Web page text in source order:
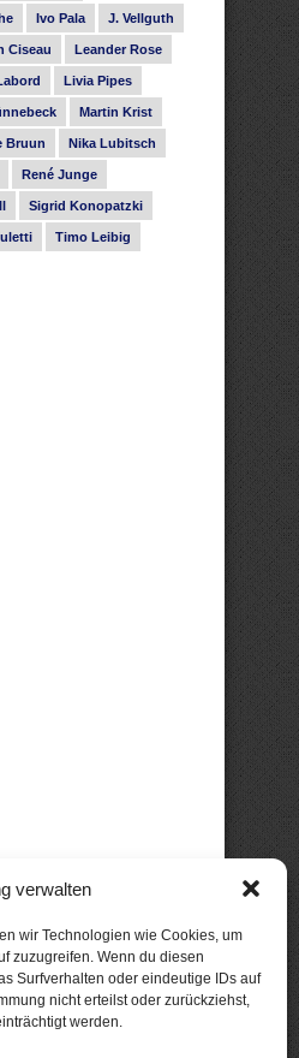
verwalten
wir Technologien wie Cookies, um
zuzugreifen. Wenn du diesen
Surfverhalten oder eindeutige IDs auf
nicht erteilst oder zurückziehst,
werden.
Ivo Pala J. Vellguth
Ciseau Leander Rose
Livia Pipes
Martin Krist
Bruun Nika Lubitsch
René Junge
Sigrid Konopatzki
Timo Leibig